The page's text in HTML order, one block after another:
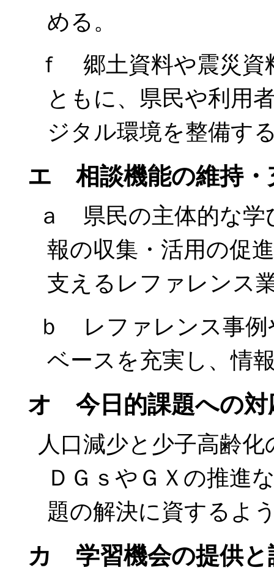
める。
ｆ 郷土資料や震災資
ともに、県民や利用
ジタル環境を整備す
エ 相談機能の維持・
ａ 県民の主体的な学
報の収集・活用の促
支えるレファレンス
ｂ レファレンス事例
ベースを充実し、情
オ 今日的課題への対
人口減少と少子高齢
ＤＧｓやＧＸの推進
題の解決に資するよ
カ 学習機会の提供と